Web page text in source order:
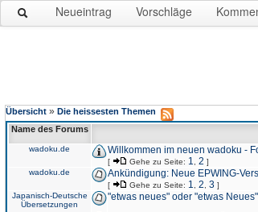
Neueintrag Vorschläge
Übersicht » Die heissesten Themen
Name des Forums
wadoku.de Willkommen im neuen wadoku -
[ Gehe zu Seite: 1 2 ]
wadoku.de Ankündigung: Neue EPWING-
[ Gehe zu Seite: 1 2 3 ]
Japanisch-Deutsche
Übersetzungen
"etwas neues" oder "etwas